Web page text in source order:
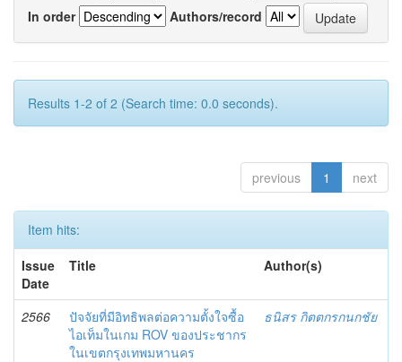
In order
Authors/record
Results 1-2 of 2 (Search time: 0.0 seconds).
previous 1 next
Item hits:
Issue
Date
Title Author(s)
2566
ปัจจัยที่มีอิทธิพลต่อความตั้งใจซื้อ
ไอเท็มในเกม ROV ของประชากร
ในเขตกรุงเทพมหานคร
ธนิสร กิตตกรกนกชัย